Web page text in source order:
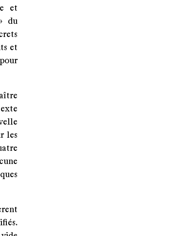
et
du
et
les